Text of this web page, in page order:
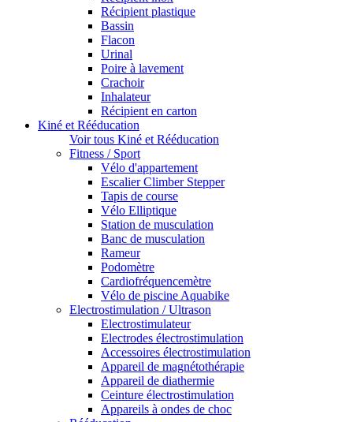
Récipient plastique
Bassin
Flacon
Urinal
Poire à lavement
Crachoir
Inhalateur
Récipient en carton
Kiné et Rééducation
Voir tous Kiné et Rééducation
Fitness / Sport
Vélo d'appartement
Escalier Climber Stepper
Tapis de course
Vélo Elliptique
Station de musculation
Banc de musculation
Rameur
Podomètre
Cardiofréquencemètre
Vélo de piscine Aquabike
Electrostimulation / Ultrason
Electrostimulateur
Electrodes électrostimulation
Accessoires électrostimulation
Appareil de magnétothérapie
Appareil de diathermie
Ceinture électrostimulation
Appareils à ondes de choc